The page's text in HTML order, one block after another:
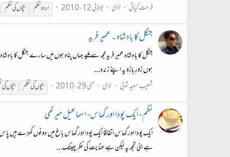
فرحت کیانی لڑی جولائی 12، 2010 اردونظم بچوںکینظم
جنگل کا بادشاہ ۔ عمیر فرید
جنگل کا بادشاہ عمیر فرید مجھ سے ملیے جہاں پناہ ہوں میں سارے جنگل کا
ہوں زورِ بازو پہ اپنے زندہ...
شعیب سعید شوبی لڑی مئی 29، 2010 بچوںکینظم بچوںکی
نظم- ایک پودا اور گھاس- اسماعیل میرٹھی
ایک پودا اور گھاس اتفاقاً ایک پودا اور گھاس باغ میں دونوں کھڑے
ہے بنی تجھ پہ لیکن ہے عنایت کی نظر پھینک...